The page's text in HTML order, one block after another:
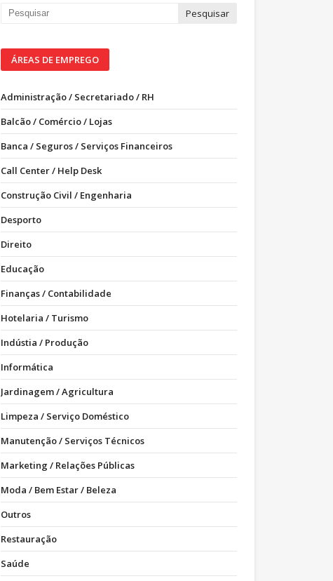
ÁREAS DE EMPREGO
Administração / Secretariado / RH
Balcão / Comércio / Lojas
Banca / Seguros / Serviços Financeiros
Call Center / Help Desk
Construção Civil / Engenharia
Desporto
Direito
Educação
Finanças / Contabilidade
Hotelaria / Turismo
Indústia / Produção
Informática
Jardinagem / Agricultura
Limpeza / Serviço Doméstico
Manutenção / Serviços Técnicos
Marketing / Relações Públicas
Moda / Bem Estar / Beleza
Outros
Restauração
Saúde